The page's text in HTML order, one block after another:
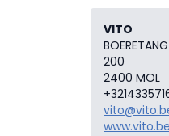
VITO
BOERETANG
200
2400 MOL
www.vito.be